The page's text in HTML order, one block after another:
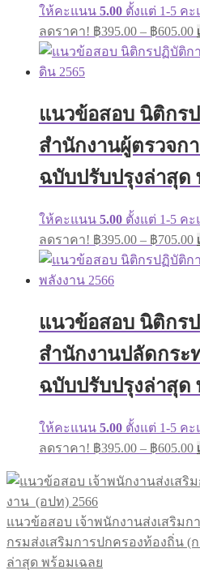
ให้คะแนน 5.00 ตั้งแต่ 1-5 ค
ลดราคา! ฿395.00 – ฿605.00
แนวข้อสอบ นิติกร
สำนักงานผู้ตรวจก
ฉบับปรับปรุงล่าสุด
ให้คะแนน 5.00 ตั้งแต่ 1-5 ค
ลดราคา! ฿395.00 – ฿705.00
แนวข้อสอบ นิติกร
สำนักงานปลัดกระ
ฉบับปรับปรุงล่าสุด
ให้คะแนน 5.00 ตั้งแต่ 1-5 ค
ลดราคา! ฿395.00 – ฿605.00
แนวข้อสอบ เจ้าพนักงานส่งเสริม
กรมส่งเสริมการปกครองท้องถิ่น (
ล่าสุด พร้อมเฉลย